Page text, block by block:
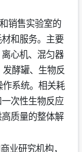
销售实验室的
和服务。主要
心机、混匀器
酵罐、生物反
系统。相关耗
次性生物反应
质量的整体解
业研究机构，